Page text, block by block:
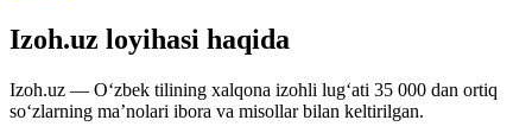
Izoh.uz loyihasi haqida
Izoh.uz — O‘zbek tilining xalqona izohli lug‘ati 35 000 dan ortiq
so‘zlarning ma’nolari ibora va misollar bilan keltirilgan.